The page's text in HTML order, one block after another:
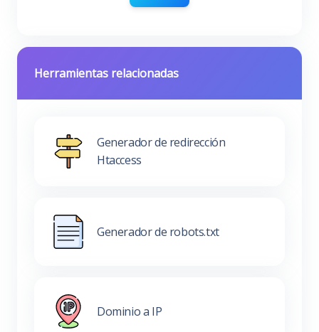
Herramientas relacionadas
Generador de redirección
Htaccess
Generador de robots.txt
Dominio a IP